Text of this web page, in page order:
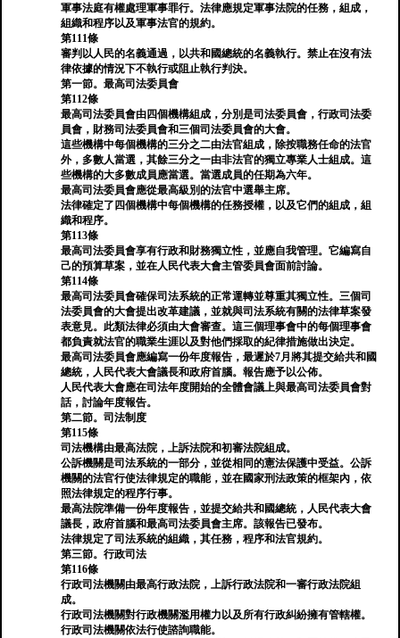
軍事法庭有權處理軍事罪行。法律應規定軍事法院的任務，組成，
組織和程序以及軍事法官的規約。
第111條
審判以人民的名義通過，以共和國總統的名義執行。禁止在沒有法
律依據的情況下不執行或阻止執行判決。
第一節。最高司法委員會
第112條
最高司法委員會由四個機構組成，分別是司法委員會，行政司法委
員會，財務司法委員會和三個司法委員會的大會。
這些機構中每個機構的三分之二由法官組成，除按職務任命的法官
外，多數人當選，其餘三分之一由非法官的獨立專業人士組成。這
些機構的大多數成員應當選。當選成員的任期為六年。
最高司法委員會應從最高級別的法官中選舉主席。
法律確定了四個機構中每個機構的任務授權，以及它們的組成，組
織和程序。
第113條
最高司法委員會享有行政和財務獨立性，並應自我管理。它編寫自
己的預算草案，並在人民代表大會主管委員會面前討論。
第114條
最高司法委員會確保司法系統的正常運轉並尊重其獨立性。三個司
法委員會的大會提出改革建議，並就與司法系統有關的法律草案發
表意見。此類法律必須由大會審查。這三個理事會中的每個理事會
都負責就法官的職業生涯以及對他們採取的紀律措施做出決定。
最高司法委員會應編寫一份年度報告，最遲於7月將其提交給共和國
總統，人民代表大會議長和政府首腦。報告應予以公佈。
人民代表大會應在司法年度開始的全體會議上與最高司法委員會對
話，討論年度報告。
第二節。司法制度
第115條
司法機構由最高法院，上訴法院和初審法院組成。
公訴機關是司法系統的一部分，並從相同的憲法保護中受益。公訴
機關的法官行使法律規定的職能，並在國家刑法政策的框架內，依
照法律規定的程序行事。
最高法院準備一份年度報告，並提交給共和國總統，人民代表大會
議長，政府首腦和最高司法委員會主席。該報告已發布。
法律規定了司法系統的組織，其任務，程序和法官規約。
第三節。行政司法
第116條
行政司法機關由最高行政法院，上訴行政法院和一審行政法院組
成。
行政司法機關對行政機關濫用權力以及所有行政糾紛擁有管轄權。
行政司法機關依法行使諮詢職能。